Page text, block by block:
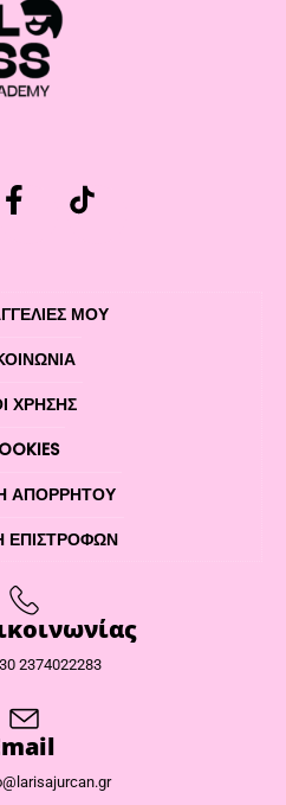
ΜΟΥ
ΧΡΉΣΗΣ
ΑΠΟΡΡΉΤΟΥ
ΕΠΙΣΤΡΟΦΏΝ
2374022283